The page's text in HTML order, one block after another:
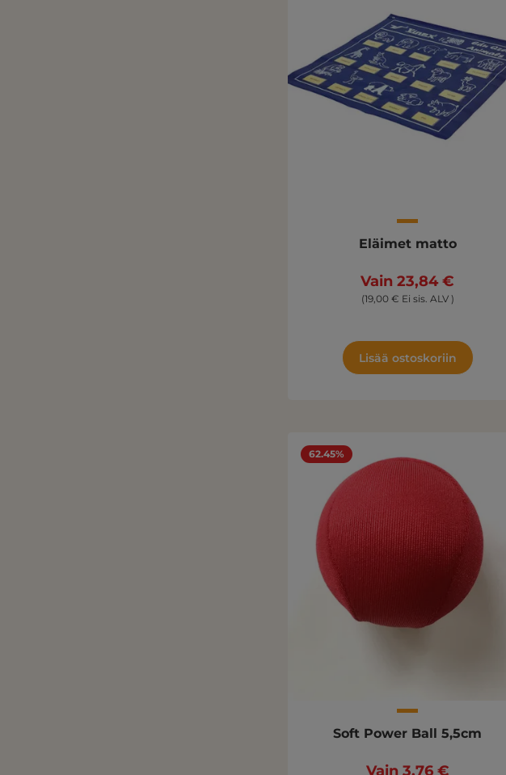
Eläimet matto
Vain 23,84 €
(19,00 € Ei sis. ALV )
Lisää ostoskoriin
62.45%
Soft Power Ball 5,5cm
Vain 3,76 €